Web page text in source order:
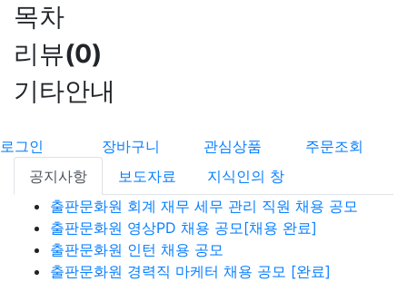
목차
리뷰(0)
기타안내
로그인 장바구니 관심상품
주문조회
공지사항
보도자료
지식인의 창
출판문화원 회계 재무 세무 관리 직원 채용 공모
출판문화원 영상PD 채용 공모[채용 완료]
출판문화원 인턴 채용 공모
출판문화원 경력직 마케터 채용 공모 [완료]